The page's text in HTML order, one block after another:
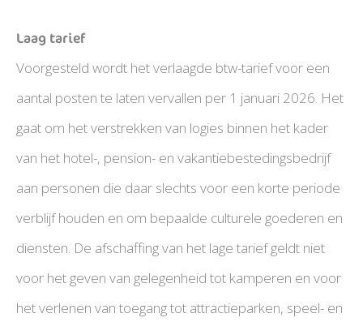
Laag tarief
Voorgesteld wordt het verlaagde btw-tarief voor een
aantal posten te laten vervallen per 1 januari 2026. Het
gaat om het verstrekken van logies binnen het kader
van het hotel-, pension- en vakantiebestedingsbedrijf
aan personen die daar slechts voor een korte periode
verblijf houden en om bepaalde culturele goederen en
diensten. De afschaffing van het lage tarief geldt niet
voor het geven van gelegenheid tot kamperen en voor
het verlenen van toegang tot attractieparken, speel- en